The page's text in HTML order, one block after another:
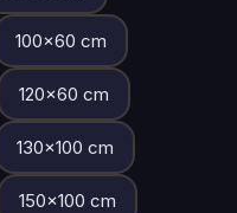
100×60 cm
120×60 cm
130×100 cm
150×100 cm